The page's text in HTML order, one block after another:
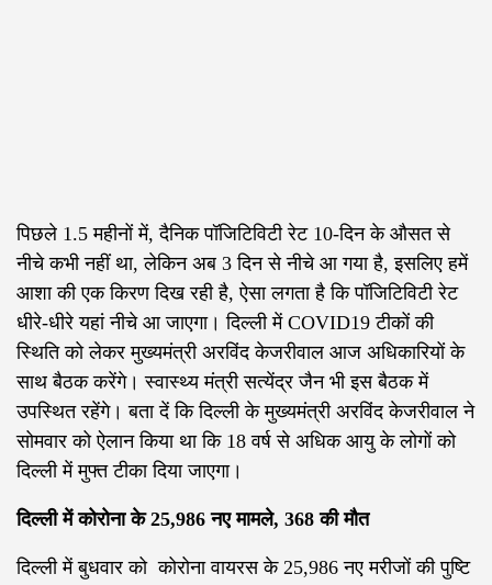
पिछले 1.5 महीनों में, दैनिक पॉजिटिविटी रेट 10-दिन के औसत से
नीचे कभी नहीं था, लेकिन अब 3 दिन से नीचे आ गया है, इसलिए हमें
आशा की एक किरण दिख रही है, ऐसा लगता है कि पॉजिटिविटी रेट
धीरे-धीरे यहां नीचे आ जाएगा। दिल्ली में COVID19 टीकों की
स्थिति को लेकर मुख्यमंत्री अरविंद केजरीवाल आज अधिकारियों के
साथ बैठक करेंगे। स्वास्थ्य मंत्री सत्येंद्र जैन भी इस बैठक में
उपस्थित रहेंगे। बता दें कि दिल्ली के मुख्यमंत्री अरविंद केजरीवाल ने
सोमवार को ऐलान किया था कि 18 वर्ष से अधिक आयु के लोगों को
दिल्ली में मुफ्त टीका दिया जाएगा।
दिल्ली में कोरोना के 25,986 नए मामले, 368 की मौत
दिल्ली में बुधवार को कोरोना वायरस के 25,986 नए मरीजों की पुष्टि